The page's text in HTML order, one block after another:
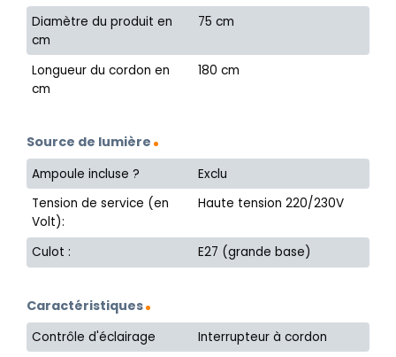
Diamètre du produit en
cm
75 cm
Longueur du cordon en
cm
180 cm
Source de lumière
Ampoule incluse ?
Exclu
Tension de service (en
Volt):
Haute tension 220/230V
Culot : E27 (grande base)
Caractéristiques
Contrôle d'éclairage
Interrupteur à cordon